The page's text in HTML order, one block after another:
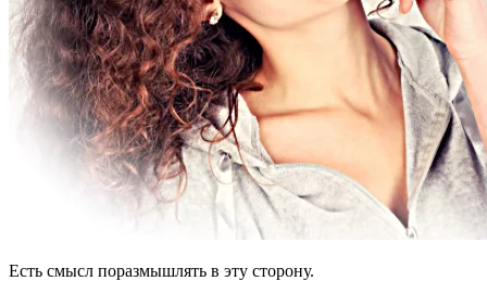
Есть смысл поразмышлять в эту сторону.